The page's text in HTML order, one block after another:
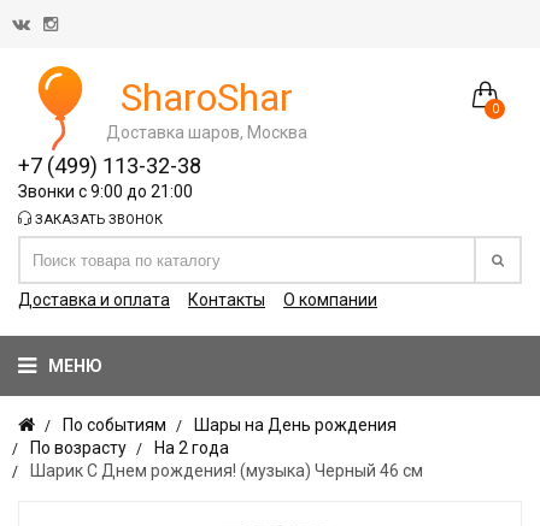
0
SharoShar
Доставка шаров, Москва
+7 (499) 113-32-38
Звонки с 9:00 до 21:00
ЗАКАЗАТЬ ЗВОНОК
Доставка и оплата Контакты О компании
МЕНЮ
По событиям
Шары на День рождения
По возрасту
На 2 года
Шарик С Днем рождения! (музыка) Черный 46 см